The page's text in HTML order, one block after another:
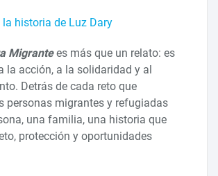
la historia de Luz Dary
Migrantees más que un relato: es
la acción, a la solidaridad y al
Detrás de cada reto que
personas migrantes y refugiadas
una familia, una historia que
protección y oportunidades